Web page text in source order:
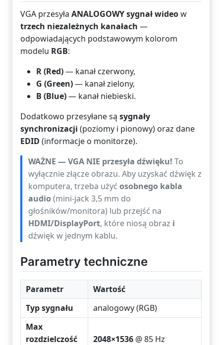
VGA przesyła ANALOGOWY sygnał wideow
trzech niezależnych kanałach —
odpowiadających podstawowym kolorom
modelu RGB:
R (Red)— kanał czerwony,
G (Green)— kanał zielony,
B (Blue)— kanał niebieski.
Dodatkowo przesyłane są sygnały
synchronizacji (poziomy i pionowy) oraz dane
EDID (informacje o monitorze).
WAŻNE — VGA NIE przesyła dźwięku! To
wyłącznie złącze obrazu. Aby uzyskać dźwięk z
komputera, trzeba użyć osobnego kabla
audio(mini-jack 3,5 mm do
głośników/monitora) lub przejść na
HDMI/DisplayPort, które niosą obraz i
dźwięk w jednym kablu.
Parametry techniczne
Parametr
Wartość
Typ sygnału
analogowy (RGB)
Max
rozdzielczość
2048×1536 @ 85 Hz